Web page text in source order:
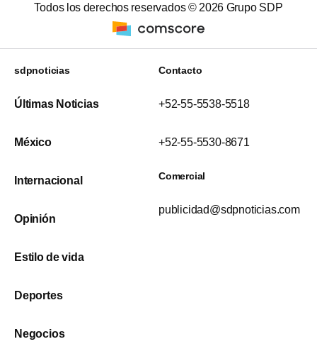
Todos los derechos reservados ©2026 Grupo SDP
sdpnoticias
Últimas Noticias
México
Internacional
Opinión
Estilo de vida
Deportes
Negocios
Contacto
+52-55-5538-5518
+52-55-5530-8671
Comercial
publicidad@sdpnoticias.com